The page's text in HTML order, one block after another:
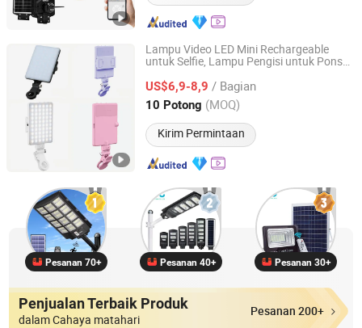
Lampu Video LED Mini Rechargeable
untuk Selfie, Lampu Pengisi untuk Ponsel,
US$6,9-8,9 / Bagian
10 Potong (MOQ)
Kirim Permintaan
Guangzhou Futu Intelligent Technology Co., Ltd
Guangdong, China Harga mulai 2024
Pesanan 70+ Pesanan 40+ Pesanan 30+
Penjualan Terbaik Produk
dalam Cahaya matahari
Pesanan 200+